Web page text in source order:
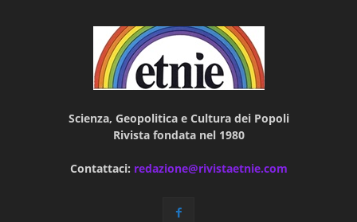
Scienza, Geopolitica e Cultura dei Popoli
Rivista fondata nel 1980
Contattaci: redazione@rivistaetnie.com